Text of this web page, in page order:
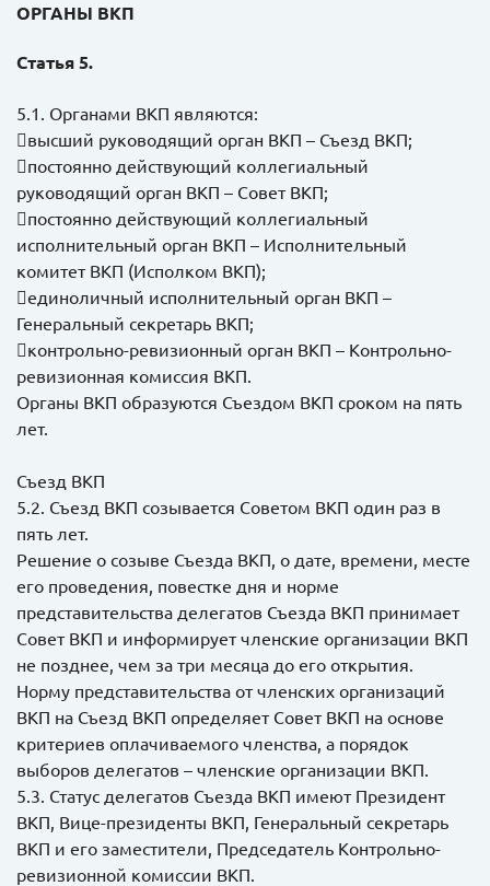
ОРГАНЫ ВКП
Статья 5.
5.1. Органами ВКП являются:
высший руководящий орган ВКП – Съезд ВКП;
постоянно действующий коллегиальный
руководящий орган ВКП – Совет ВКП;
постоянно действующий коллегиальный
исполнительный орган ВКП – Исполнительный
комитет ВКП (Исполком ВКП);
единоличный исполнительный орган ВКП –
Генеральный секретарь ВКП;
контрольно-ревизионный орган ВКП – Контрольно-
ревизионная комиссия ВКП.
Органы ВКП образуются Съездом ВКП сроком на пять
лет.
Съезд ВКП
5.2. Съезд ВКП созывается Советом ВКП один раз в
пять лет.
Решение о созыве Съезда ВКП, о дате, времени, месте
его проведения, повестке дня и норме
представительства делегатов Съезда ВКП принимает
Совет ВКП и информирует членские организации ВКП
не позднее, чем за три месяца до его открытия.
Норму представительства от членских организаций
ВКП на Съезд ВКП определяет Совет ВКП на основе
критериев оплачиваемого членства, а порядок
выборов делегатов – членские организации ВКП.
5.3. Статус делегатов Съезда ВКП имеют Президент
ВКП, Вице-президенты ВКП, Генеральный секретарь
ВКП и его заместители, Председатель Контрольно-
ревизионной комиссии ВКП.